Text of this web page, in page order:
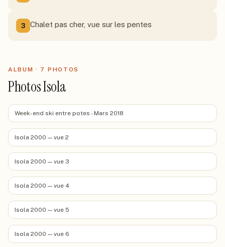
3 Chalet pas cher, vue sur les pentes
ALBUM · 7 PHOTOS
Photos Isola
Week-end ski entre potes - Mars 2018
Isola 2000 — vue 2
Isola 2000 — vue 3
Isola 2000 — vue 4
Isola 2000 — vue 5
Isola 2000 — vue 6